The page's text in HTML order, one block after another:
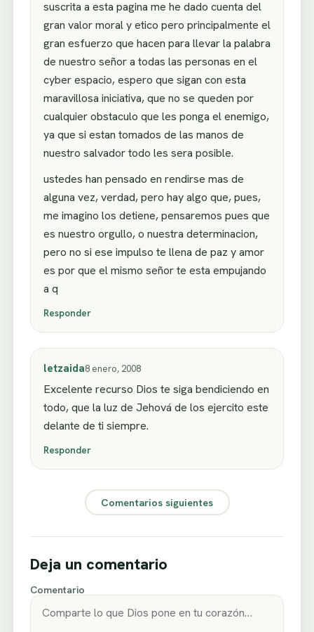
suscrita a esta pagina me he dado cuenta del
gran valor moral y etico pero principalmente el
gran esfuerzo que hacen para llevar la palabra
de nuestro señor a todas las personas en el
cyber espacio, espero que sigan con esta
maravillosa iniciativa, que no se queden por
cualquier obstaculo que les ponga el enemigo,
ya que si estan tomados de las manos de
nuestro salvador todo les sera posible.
ustedes han pensado en rendirse mas de
alguna vez, verdad, pero hay algo que, pues,
me imagino los detiene, pensaremos pues que
es nuestro orgullo, o nuestra determinacion,
pero no si ese impulso te llena de paz y amor
es por que el mismo señor te esta empujando
a q
Responder
letzaida8 enero, 2008
Excelente recurso Dios te siga bendiciendo en
todo, que la luz de Jehová de los ejercito este
delante de ti siempre.
Responder
Comentarios siguientes
Deja un comentario
Comentario